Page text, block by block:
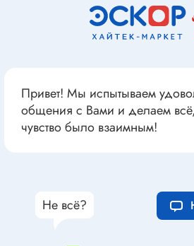
Привет! Мы испытываем
общения с Вами и делаем
чувство было взаимным!
Не всё?